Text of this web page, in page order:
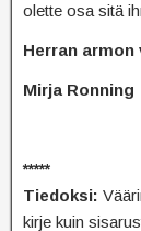
olette osa sitä
Herran armon
Mirja Ronning
*****
Tiedoksi:
kirje kuin